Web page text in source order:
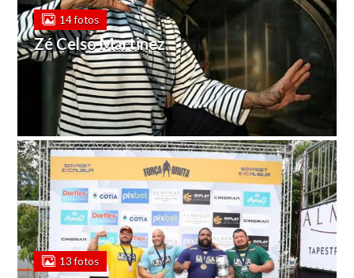
14 fotos
Zé Celso Martinez
13 fotos